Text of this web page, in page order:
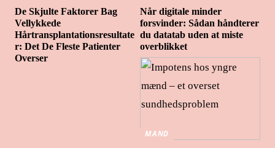
De Skjulte Faktorer Bag
Vellykkede
Hårtransplantationsresultate
r: Det De Fleste Patienter
Overser
Når digitale minder
forsvinder: Sådan håndterer
du datatab uden at miste
overblikket
MAND